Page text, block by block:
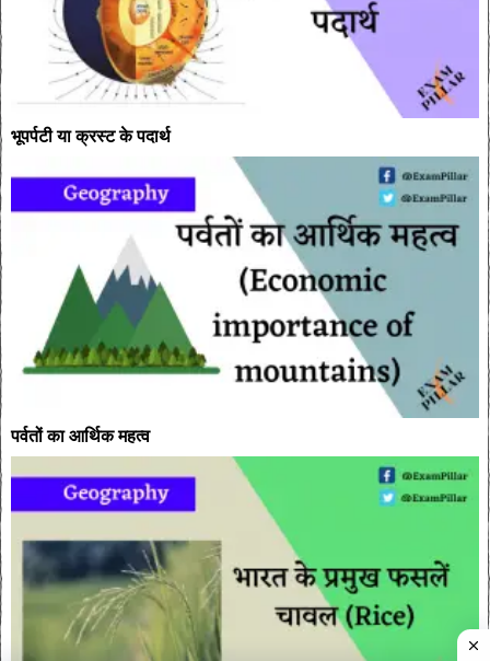
भूपर्पटी या क्रस्ट के पदार्थ
पर्वतों का आर्थिक महत्व